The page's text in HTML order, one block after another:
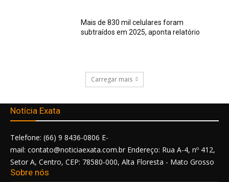
Mais de 830 mil celulares foram
subtraídos em 2025, aponta relatório
Carregar mais
Notícia Exata
Telefone: (66) 9 8436-0806 E-
mail: contato@noticiaexata.com.br Endereço: Rua A-4, nº 412,
Setor A, Centro, CEP: 78580-000, Alta Floresta - Mato Grosso
Sobre nós